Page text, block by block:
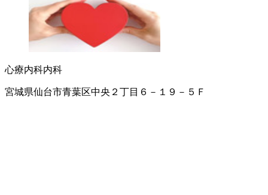
心療内科内科
宮城県仙台市青葉区中央２丁目６－１９－５Ｆ